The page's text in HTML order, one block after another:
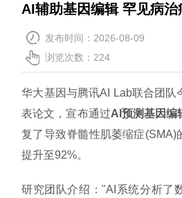
AI辅助基因编辑 罕见病
发布时间：2026-08-09
浏览次数：224
华大基因与腾讯AI Lab联合团队
表论文，宣布通过AI预测基因编
复了导致脊髓性肌萎缩症(SMA)
提升至92%。
研究团队介绍："AI系统分析了